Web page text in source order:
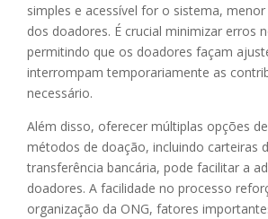
simples e acessível for o sistema,
dos doadores. É crucial minimizar erros
permitindo que os doadores façam
interrompam temporariamente as
necessário.
Além disso, oferecer múltiplas opções
métodos de doação, incluindo carteiras
transferência bancária, pode facilitar a
doadores. A facilidade no processo
organização da ONG, fatores